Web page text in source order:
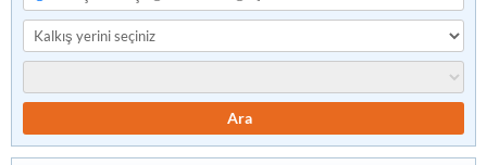
Ara